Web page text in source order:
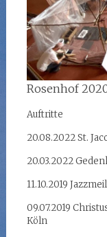
Rosenhof
Auftritte
20.08.2022 St.
20.03.2022
11.10.2019
09.07.2019
Köln